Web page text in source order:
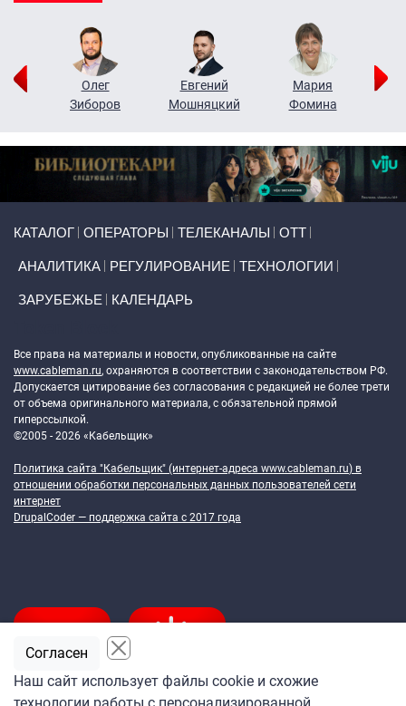
Олег
Зиборов
Евгений
Мошняцкий
Мария
Фомина
КАТАЛОГ ОПЕРАТОРЫ ТЕЛЕКАНАЛЫ ОТТ
АНАЛИТИКА РЕГУЛИРОВАНИЕ ТЕХНОЛОГИИ
ЗАРУБЕЖЬЕ КАЛЕНДАРЬ
Все права на материалы и новости, опубликованные на сайте
www.cableman.ru, охраняются в соответствии с законодательством РФ.
Допускается цитирование без согласования с редакцией не более трети
от объема оригинального материала, с обязательной прямой
гиперссылкой.
©2005 - 2026 «Кабельщик»
Политика сайта "Кабельщик" (интернет-адреса www.cableman.ru) в
отношении обработки персональных данных пользователей сети
интернет
DrupalCoder — поддержка сайта c 2017 года
Наш сайт использует файлы cookie и схожие
Согласен